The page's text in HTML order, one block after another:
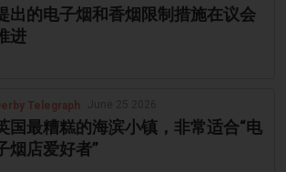
出的电子烟和香烟限制措施在议会
进
Telegraph
国最糟糕的海滨小镇，非常适合“电
烟店爱好者”